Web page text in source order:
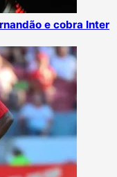
e cobra Inter